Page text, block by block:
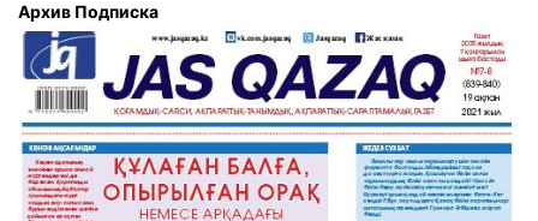
Архив Подписка